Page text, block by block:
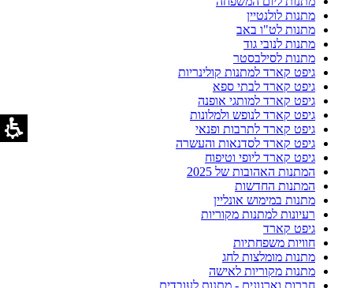
מתנות לולנטיין
מתנות לט"ו באב
מתנות לנובי גוד
מתנות לסילבסטר
גיפט קארד למתנות קולינריות
גיפט קארד לבתי ספא
גיפט קארד למותגי אופנה
גיפט קארד לנופש ולמלונות
גיפט קארד לתרבות ופנאי
גיפט קארד לסדנאות והעשרה
גיפט קארד ליופי וטיפוח
המתנות האהובות של 2025
המתנות החדשות
מתנות במימוש אונליין
רעיונות למתנות מקוריות
גיפט קארד
חוויות משפחתיות
מתנות מומלצות לחג
מתנות מקוריות לאישה
חברות וארגונים - מתנות לעובדים